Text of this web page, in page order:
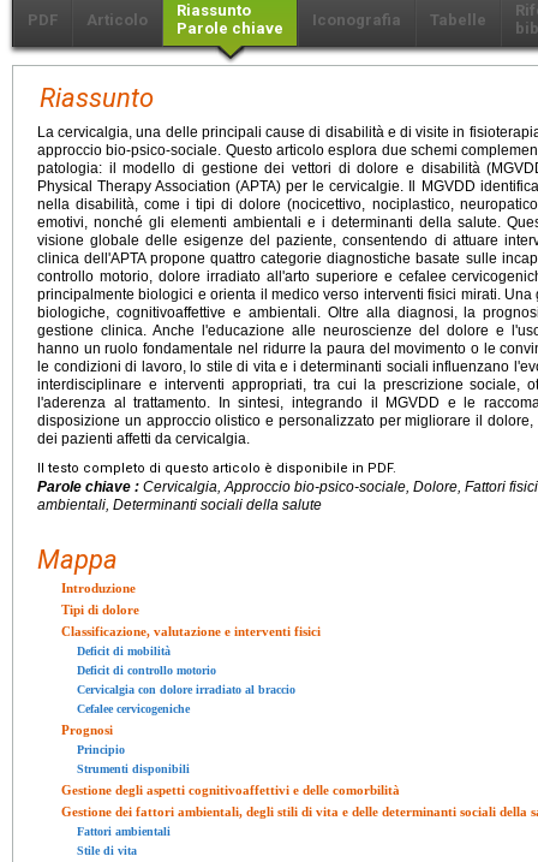
PDF Articolo
Riassunto
Parole chiave
Iconografia Tabelle
Riassunto
La cervicalgia, una delle principali cause di disabilità e di visite in
approccio bio-psico-sociale. Questo articolo esplora due schemi
patologia: il modello di gestione dei vettori di dolore e disabilità
Physical Therapy Association (APTA) per le cervicalgie. Il MGVDD
nella disabilità, come i tipi di dolore (nocicettivo, nociplastico,
emotivi, nonché gli elementi ambientali e i determinanti della salute.
visione globale delle esigenze del paziente, consentendo di attuare
clinica dell'APTA propone quattro categorie diagnostiche basate sulle
controllo motorio, dolore irradiato all'arto superiore e cefalee
principalmente biologici e orienta il medico verso interventi fisici mirati.
biologiche, cognitivoaffettive e ambientali. Oltre alla diagnosi, la
gestione clinica. Anche l'educazione alle neuroscienze del dolore e
hanno un ruolo fondamentale nel ridurre la paura del movimento o le
le condizioni di lavoro, lo stile di vita e i determinanti sociali influenzano
interdisciplinare e interventi appropriati, tra cui la prescrizione sociale,
l'aderenza al trattamento. In sintesi, integrando il MGVDD e le
disposizione un approccio olistico e personalizzato per migliorare il
dei pazienti affetti da cervicalgia.
Il testo completo di questo articolo è disponibile in PDF.
Parole chiave : Cervicalgia, Approccio bio-psico-sociale, Dolore, Fattori
ambientali, Determinanti sociali della salute
Mappa
Introduzione
Tipi di dolore
Classificazione, valutazione e interventi fisici
Deficit di mobilità
Deficit di controllo motorio
Cervicalgia con dolore irradiato al braccio
Cefalee cervicogeniche
Prognosi
Principio
Strumenti disponibili
Gestione degli aspetti cognitivoaffettivi e delle comorbilità
Gestione dei fattori ambientali, degli stili di vita e delle determinanti sociali della
Fattori ambientali
Stile di vita